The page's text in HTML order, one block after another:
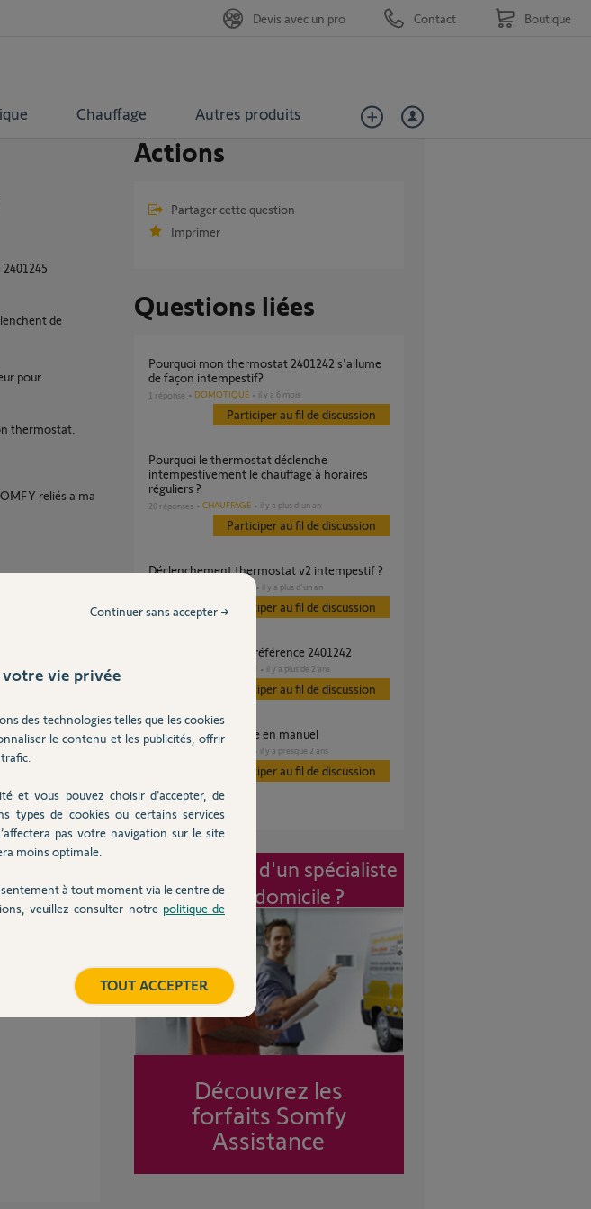
Chauffage Autres produits
Devis avec un pro Contact Boutique
de
pour
thermostat.
reliés a ma
Actions
Partager cette question
Imprimer
Questions liées
Pourquoi mon thermostat 2401242 s'allume
de façon intempestif?
1 réponse DOMOTIQUE il y a 6 mois
Participer au fil de discussion
Pourquoi le thermostat déclenche
intempestivement le chauffage à horaires
réguliers ?
20 réponses CHAUFFAGE il y a plus d'un an
Participer au fil de discussion
Déclenchement thermostat v2 intempestif ?
il y a plus d'un an
Participer au fil de discussion
thermostat sans fil référence 2401242
DOMOTIQUE il y a plus de 2 ans
Participer au fil de discussion
Thermostat v2 passe en manuel
il y a presque 2 ans
Participer au fil de discussion
Intervention d'un spécialiste
à mon domicile ?
Découvrez les
forfaits Somfy
Assistance
votre vie privée
des technologies telles que les cookies
le contenu et les publicités, offrir
et vous pouvez choisir d’accepter, de
types de cookies ou certains services
pas votre navigation sur le site
moins optimale.
à tout moment via le centre de
veuillez consulter notre politique de
Continuer sans accepter →
TOUT ACCEPTER